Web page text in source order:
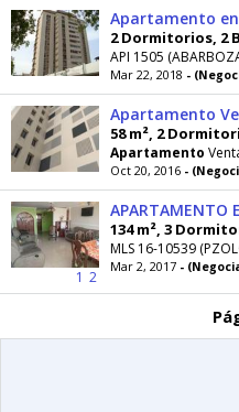
2 Dormitorios, 2
API 1505
Mar 22, 2018 -
58 m², 2
Apartamento
Oct 20, 2016 -
1 2
134 m², 3
MLS 16-10539
Mar 2, 2017 -